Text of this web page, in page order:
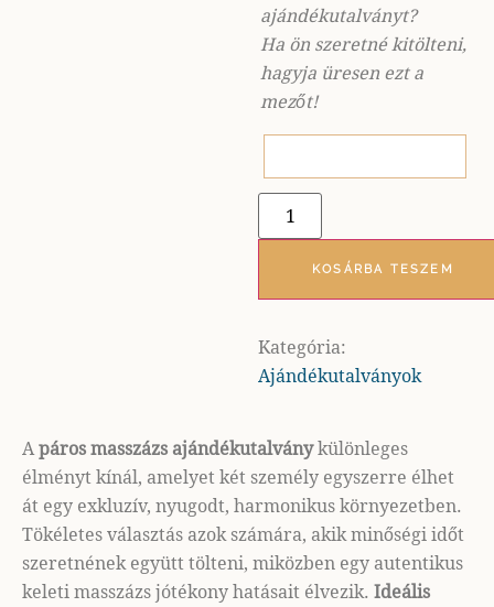
ajándékutalványt?
Ha ön szeretné kitölteni,
hagyja üresen ezt a
mezőt!
KOSÁRBA TESZEM
Kategória:
Ajándékutalványok
Apáros masszázs ajándékutalványkülönleges
élményt kínál, amelyet két személy egyszerre élhet
át egy exkluzív, nyugodt, harmonikus környezetben.
Tökéletes választás azok számára, akik minőségi időt
szeretnének együtt tölteni, miközben egy autentikus
keleti masszázs jótékony hatásait élvezik. Ideális